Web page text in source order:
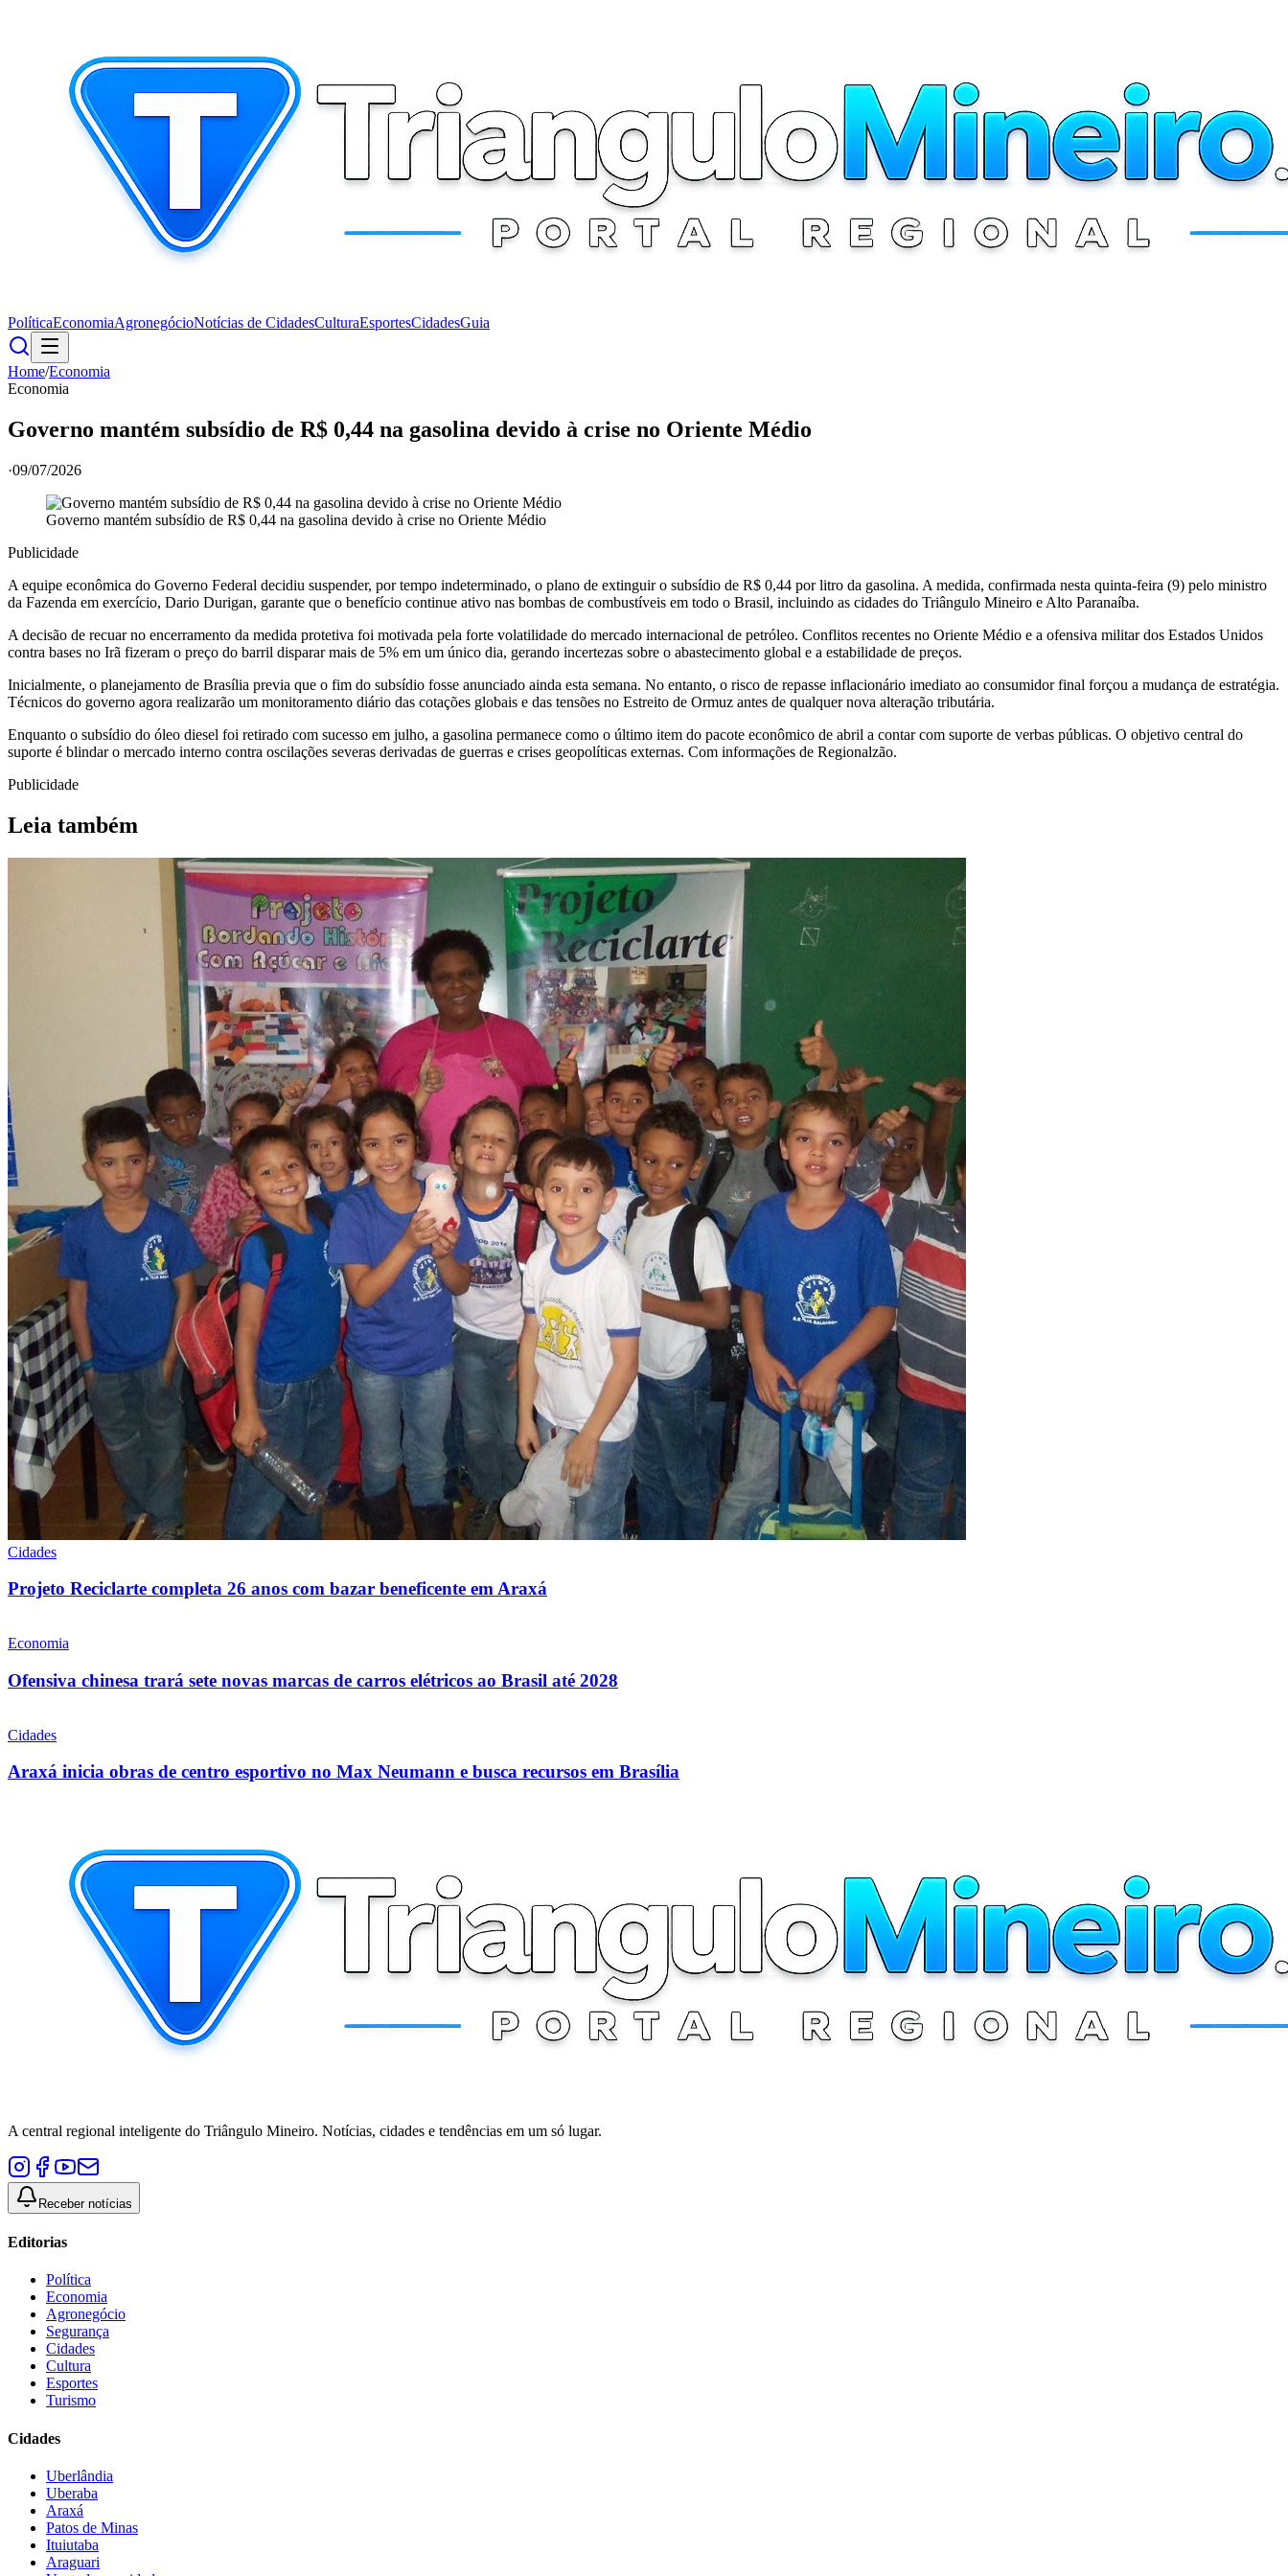
PolíticaEconomiaAgronegócioNotícias de CidadesCulturaEsportesCidadesGuia
Home/Economia
Economia
Governo mantém subsídio de R$ 0,44 na gasolina devido à crise no Oriente Médio
·09/07/2026
Governo mantém subsídio de R$ 0,44 na gasolina devido à crise no Oriente Médio
Publicidade
A equipe econômica do Governo Federal decidiu suspender, por tempo indeterminado, o plano de extinguir o subsídio de R$ 0,44 por litro da gasolina. A medida, confirmada nesta quinta-feira (9) pelo ministro
da Fazenda em exercício, Dario Durigan, garante que o benefício continue ativo nas bombas de combustíveis em todo o Brasil, incluindo as cidades do Triângulo Mineiro e Alto Paranaíba.
A decisão de recuar no encerramento da medida protetiva foi motivada pela forte volatilidade do mercado internacional de petróleo. Conflitos recentes no Oriente Médio e a ofensiva militar dos Estados Unidos
contra bases no Irã fizeram o preço do barril disparar mais de 5% em um único dia, gerando incertezas sobre o abastecimento global e a estabilidade de preços.
Inicialmente, o planejamento de Brasília previa que o fim do subsídio fosse anunciado ainda esta semana. No entanto, o risco de repasse inflacionário imediato ao consumidor final forçou a mudança de estratégia.
Técnicos do governo agora realizarão um monitoramento diário das cotações globais e das tensões no Estreito de Ormuz antes de qualquer nova alteração tributária.
Enquanto o subsídio do óleo diesel foi retirado com sucesso em julho, a gasolina permanece como o último item do pacote econômico de abril a contar com suporte de verbas públicas. O objetivo central do
suporte é blindar o mercado interno contra oscilações severas derivadas de guerras e crises geopolíticas externas. Com informações de Regionalzão.
Publicidade
Leia também
Cidades
Projeto Reciclarte completa 26 anos com bazar beneficente em Araxá
Economia
Ofensiva chinesa trará sete novas marcas de carros elétricos ao Brasil até 2028
Cidades
Araxá inicia obras de centro esportivo no Max Neumann e busca recursos em Brasília
A central regional inteligente do Triângulo Mineiro. Notícias, cidades e tendências em um só lugar.
Receber notícias
Editorias
Política
Economia
Agronegócio
Segurança
Cidades
Cultura
Esportes
Turismo
Cidades
Uberlândia
Uberaba
Araxá
Patos de Minas
Ituiutaba
Araguari